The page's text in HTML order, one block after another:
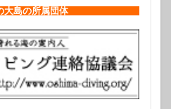
大島の所属団体